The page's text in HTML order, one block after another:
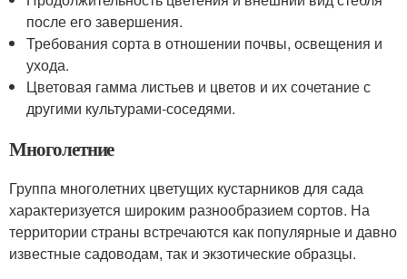
после его завершения.
Требования сорта в отношении почвы, освещения и
ухода.
Цветовая гамма листьев и цветов и их сочетание с
другими культурами-соседями.
Многолетние
Группа многолетних цветущих кустарников для сада
характеризуется широким разнообразием сортов. На
территории страны встречаются как популярные и давно
известные садоводам, так и экзотические образцы.